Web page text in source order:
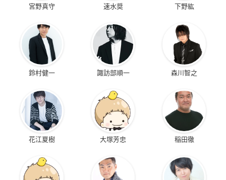
宮野真守 速水奨 下野紘
鈴村健一 諏訪部順一 森川智之
花江夏樹 大塚芳忠 稲田徹